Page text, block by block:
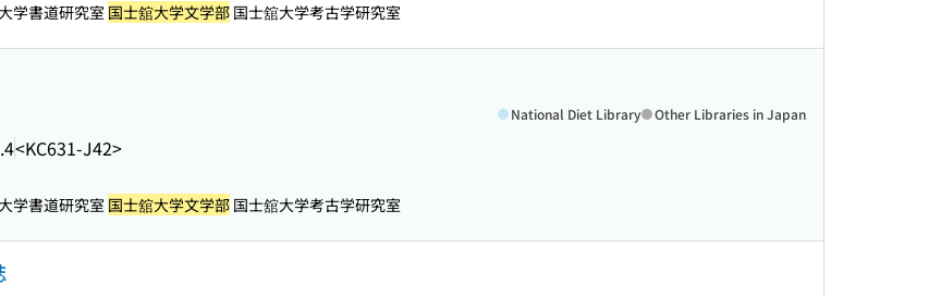
学書道研究室 国士舘大学文学部 国士舘大学考古学研究室
<KC631-J42>
National Diet Library Other Libraries in Japan
学書道研究室 国士舘大学文学部 国士舘大学考古学研究室